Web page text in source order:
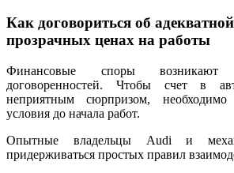
Как договориться об
прозрачных ценах на работы
Финансовые споры возникают
договоренностей. Чтобы счет в
неприятным сюрпризом, необходимо
условия до начала работ.
Опытные владельцы Audi и
придерживаться простых правил